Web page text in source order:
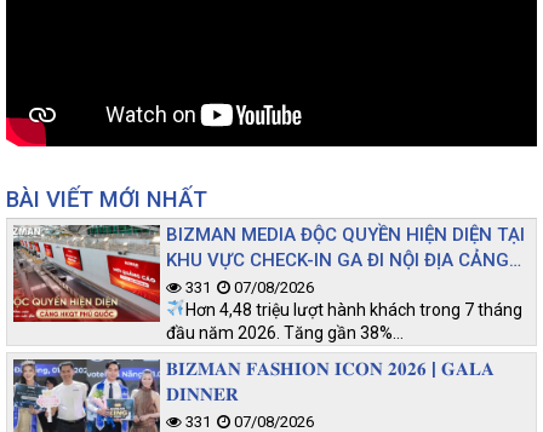
BÀI VIẾT MỚI NHẤT
BIZMAN MEDIA ĐỘC QUYỀN HIỆN DIỆN TẠI
KHU VỰC CHECK-IN GA ĐI NỘI ĐỊA CẢNG
HKQT PHÚ QUỐC
331 07/08/2026
Hơn 4,48 triệu lượt hành khách trong 7 tháng
đầu năm 2026. Tăng gần 38%…
𝐁𝐈𝐙𝐌𝐀𝐍 𝐅𝐀𝐒𝐇𝐈𝐎𝐍 𝐈𝐂𝐎𝐍 𝟐𝟎𝟐𝟔 | 𝐆𝐀𝐋𝐀
𝐃𝐈𝐍𝐍𝐄𝐑
331 07/08/2026